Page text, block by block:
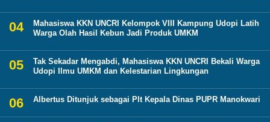
Mahasiswa KKN UNCRI Kelompok VIII Kampung Udopi Latih
Warga Olah Hasil Kebun Jadi Produk UMKM
Tak Sekadar Mengabdi, Mahasiswa KKN UNCRI Bekali Warga
Udopi Ilmu UMKM dan Kelestarian Lingkungan
Albertus Ditunjuk sebagai Plt Kepala Dinas PUPR Manokwari